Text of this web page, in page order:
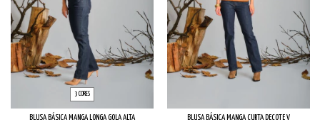
3 CORES
BLUSA BÁSICA MANGA LONGA GOLA ALTA BLUSA BÁSICA MANGA CURTA DECOTE V